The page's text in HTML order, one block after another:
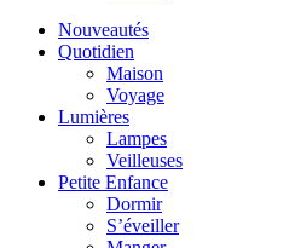
Nouveautés
Quotidien
Maison
Voyage
Lumières
Lampes
Veilleuses
Petite Enfance
Dormir
S’éveiller